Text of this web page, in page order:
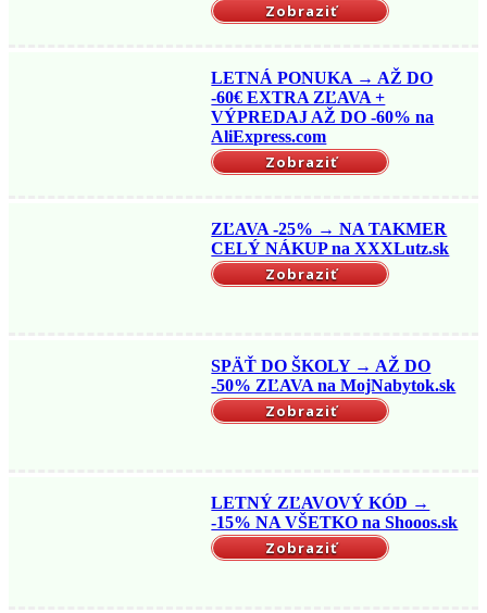
Zobraziť
LETNÁ PONUKA → AŽ DO
-60€ EXTRA ZĽAVA +
VÝPREDAJ AŽ DO -60% na
AliExpress.com
Zobraziť
ZĽAVA -25% → NA TAKMER
CELÝ NÁKUP na XXXLutz.sk
Zobraziť
SPÄŤ DO ŠKOLY → AŽ DO
-50% ZĽAVA na MojNabytok.sk
Zobraziť
LETNÝ ZĽAVOVÝ KÓD →
-15% NA VŠETKO na Shooos.sk
Zobraziť